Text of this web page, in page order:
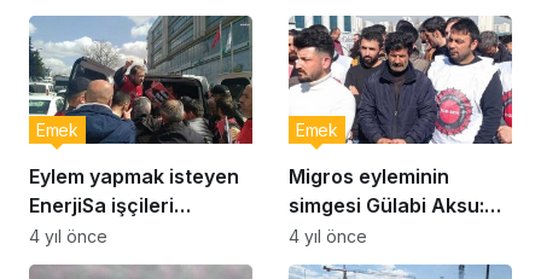
Eylem yapmak isteyen
EnerjiSa işçileri
gözaltına alındı
Emek
4 yıl önce
Migros eyleminin
simgesi Gülabi Aksu:
Sorunun çözülmesi için
illa elimize kelepçe mi
Emek
4 yıl önce